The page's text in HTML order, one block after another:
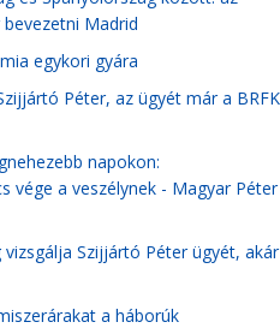
Madrid
egykori gyára
Péter, az ügyét már a BRFK
napokon:
vége a veszélynek - Magyar Péter
Szijjártó Péter ügyét, akár
a háborúk